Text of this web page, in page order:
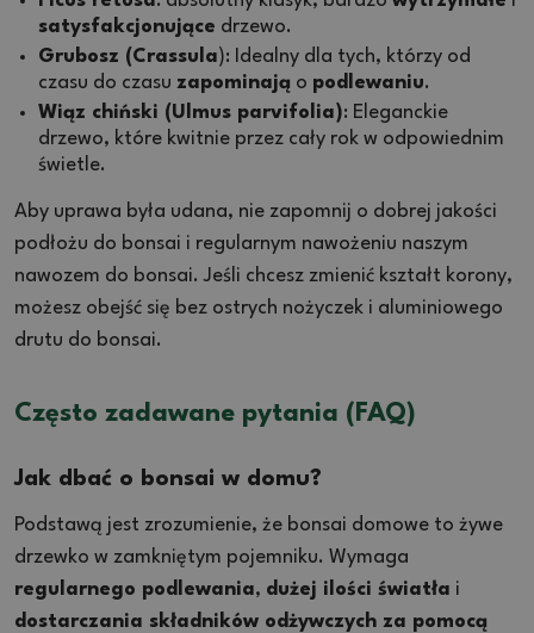
satysfakcjonujące drzewo.
Grubosz (Crassula): Idealny dla tych, którzy od
czasu do czasu zapominają o podlewaniu.
Wiąz chiński (Ulmus parvifolia): Eleganckie
drzewo, które kwitnie przez cały rok w odpowiednim
świetle.
Aby uprawa była udana, nie zapomnij o dobrej jakości
podłożu do bonsai i regularnym nawożeniu naszym
nawozem do bonsai. Jeśli chcesz zmienić kształt korony,
możesz obejść się bez ostrych nożyczek i aluminiowego
drutu do bonsai.
Często zadawane pytania (FAQ)
Jak dbać o bonsai w domu?
Podstawą jest zrozumienie, że bonsai domowe to żywe
drzewko w zamkniętym pojemniku. Wymaga
regularnego podlewania, dużej ilości światła i
dostarczania składników odżywczych za pomocą